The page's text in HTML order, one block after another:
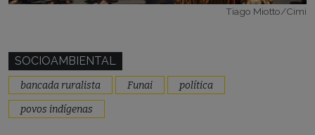
Tiago Miotto/Cimi
SOCIOAMBIENTAL
bancada ruralista Funai
política
povos indígenas